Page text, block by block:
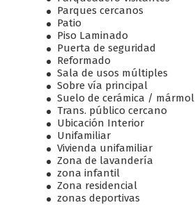
Parques cercanos
Patio
Piso Laminado
Puerta de seguridad
Reformado
Sala de usos múltiples
Sobre vía principal
Suelo de cerámica / mármol
Trans. público cercano
Ubicación Interior
Unifamiliar
Vivienda unifamiliar
Zona de lavandería
zona infantil
Zona residencial
zonas deportivas